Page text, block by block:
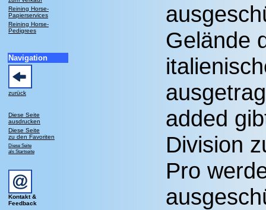
Reining Horse-
Papierservices
Reining Horse-
Pedigrees
Navigation
zurück
Diese Seite
ausdrucken
Diese Seite
zu den Favoriten
Diese Seite
als Startseite
Kontakt &
Feedback
Gelände
added
Division
Pro